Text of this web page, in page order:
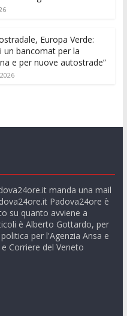
Europa Verde:
un bancomat per la
e per nuove autostrade”
manda una mail
Padova24ore è
su quanto avviene a
è Alberto Gottardo, per
per l'Agenzia Ansa e
Corriere del Veneto